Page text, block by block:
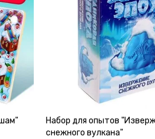
Набор для опытов
снежного вулкана"